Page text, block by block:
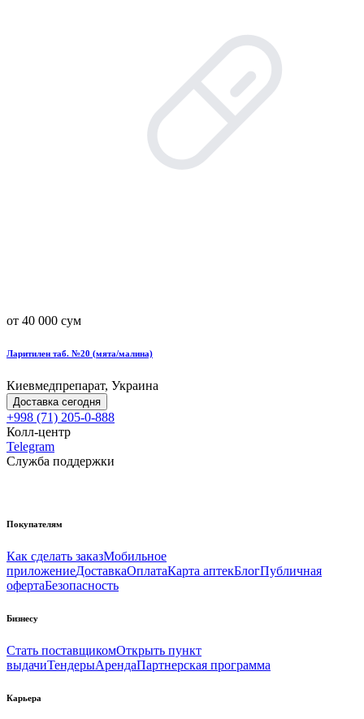
от 40 000 сум
Ларитилен таб. №20 (мята/малина)
Киевмедпрепарат, Украина
Доставка сегодня
+998 (71) 205-0-888
Колл-центр
Telegram
Служба поддержки
Покупателям
Как сделать заказМобильное
приложениеДоставкаОплатаКарта аптекБлогПубличная
офертаБезопасность
Бизнесу
Стать поставщикомОткрыть пункт
выдачиТендерыАрендаПартнерская программа
Карьера